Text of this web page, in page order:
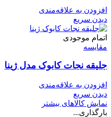
افزودن به علاقه‌مندی
دیدن سریع
اتمام موجودی
مقایسه
جلیقه نجات کابوک مدل ژینا
افزودن به علاقه‌مندی
دیدن سریع
نمایش کالاهای بیشتر
بارگذاری...